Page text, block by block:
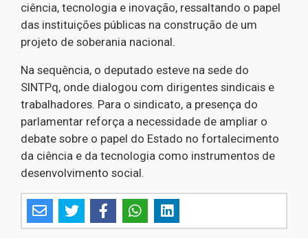
ciência, tecnologia e inovação, ressaltando o papel
das instituições públicas na construção de um
projeto de soberania nacional.
Na sequência, o deputado esteve na sede do
SINTPq, onde dialogou com dirigentes sindicais e
trabalhadores. Para o sindicato, a presença do
parlamentar reforça a necessidade de ampliar o
debate sobre o papel do Estado no fortalecimento
da ciência e da tecnologia como instrumentos de
desenvolvimento social.